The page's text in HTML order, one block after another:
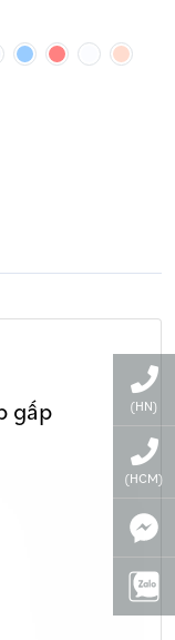
gấp
(HN)
(HCM)